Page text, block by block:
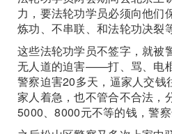
力，要法轮功学员必须向他们
炼功、不串联、和法轮功决裂
这些法轮功学员不签字，就被
无人道的迫害——打、骂、电
警察迫害20多天，逼家人交钱
家人着急，也不管合不合法，
5000、8000元不等的钱，警察